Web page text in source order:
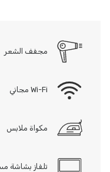
ومؤشر اتجاه القبلة داخل
الميزات الرئيسية:
عرض الأبواب لا يقل عن 90 سم
مقابض دعم بجانب
تُعد هذه الغرفة مثالية
مجفف الشعر
Wi-Fi مجاني
مكواة ملابس
تلفاز بشاشة